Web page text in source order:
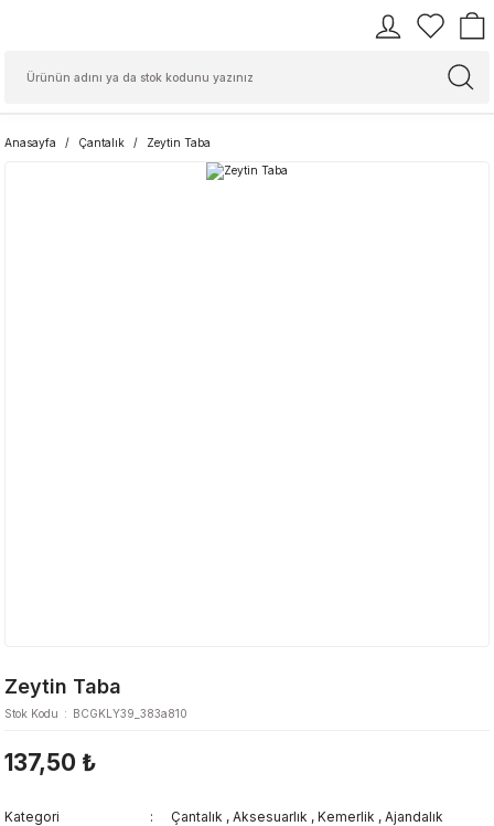
Anasayfa Çantalık Zeytin Taba
Zeytin Taba
Stok Kodu BCGKLY39_383a810
137,50 ₺
Kategori Çantalık , Aksesuarlık , Kemerlik , Ajandalık